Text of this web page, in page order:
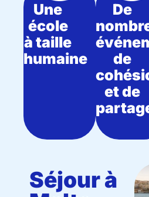
Une
école
à taille
humaine
De
de
et de
Séjour à